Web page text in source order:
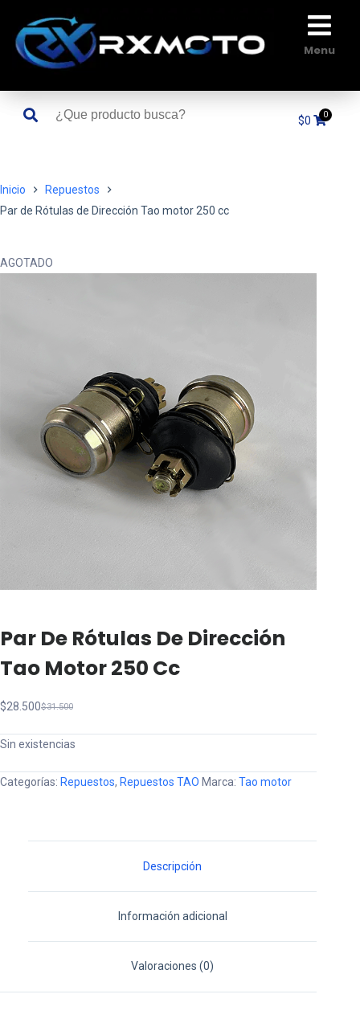
contenido
Menu
$0
Inicio
Repuestos
Par de Rótulas de Dirección Tao motor 250 cc
AGOTADO
Par De Rótulas De Dirección
Tao Motor 250 Cc
$31.500
precio
era:
$28.500
precio
es:
Sin existencias
Categorías: Repuestos, Repuestos TAO Marca: Tao motor
Descripción
Información adicional
Valoraciones (0)